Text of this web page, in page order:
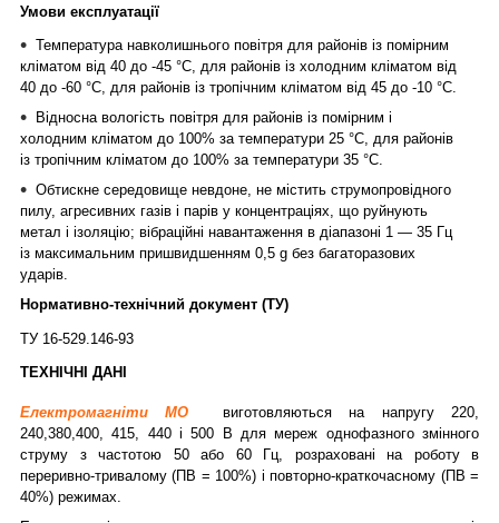
Умови експлуатації
Температура навколишнього повітря для районів із помірним
кліматом від 40 до -45 °C, для районів із холодним кліматом від
40 до -60 °C, для районів із тропічним кліматом від 45 до -10 °C.
Відносна вологість повітря для районів із помірним і
холодним кліматом до 100% за температури 25 °C, для районів
із тропічним кліматом до 100% за температури 35 °C.
Обтискне середовище невдоне, не містить струмопровідного
пилу, агресивних газів і парів у концентраціях, що руйнують
метал і ізоляцію; вібраційні навантаження в діапазоні 1 — 35 Гц
із максимальним пришвидшенням 0,5 g без багаторазових
ударів.
Нормативно-технічний документ (ТУ)
ТУ 16-529.146-93
ТЕХНІЧНІ ДАНІ
Електромагніти МО
виготовляються на напругу 220,
240,380,400, 415, 440 і 500 В для мереж однофазного змінного
струму з частотою 50 або 60 Гц, розраховані на роботу в
переривно-тривалому (ПВ = 100%) і повторно-краткочасному (ПВ =
40%) режимах.